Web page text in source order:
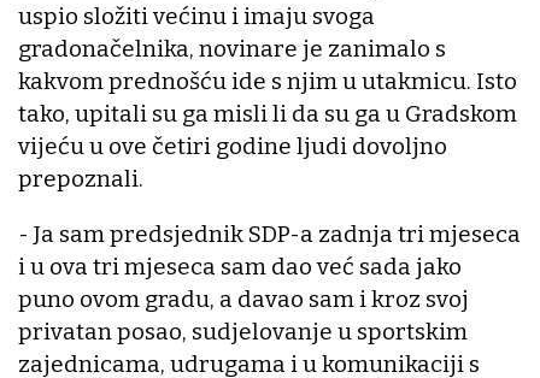
uspio složiti većinu i imaju svoga
gradonačelnika, novinare je zanimalo s
kakvom prednošću ide s njim u utakmicu. Isto
tako, upitali su ga misli li da su ga u Gradskom
vijeću u ove četiri godine ljudi dovoljno
prepoznali.
- Ja sam predsjednik SDP-a zadnja tri mjeseca
i u ova tri mjeseca sam dao već sada jako
puno ovom gradu, a davao sam i kroz svoj
privatan posao, sudjelovanje u sportskim
zajednicama, udrugama i u komunikaciji s